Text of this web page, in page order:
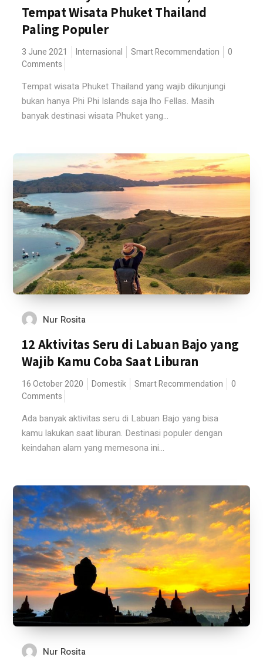
Tempat Wisata Phuket Thailand
Paling Populer
3 June 2021 Internasional Smart Recommendation
0
Comments
Tempat wisata Phuket Thailand yang wajib dikunjungi
bukan hanya Phi Phi Islands saja lho Fellas. Masih
banyak destinasi wisata Phuket yang...
Nur Rosita
12 Aktivitas Seru di Labuan Bajo yang
Wajib Kamu Coba Saat Liburan
16 October 2020 Domestik Smart Recommendation
0
Comments
Ada banyak aktivitas seru di Labuan Bajo yang bisa
kamu lakukan saat liburan. Destinasi populer dengan
keindahan alam yang memesona ini...
Nur Rosita